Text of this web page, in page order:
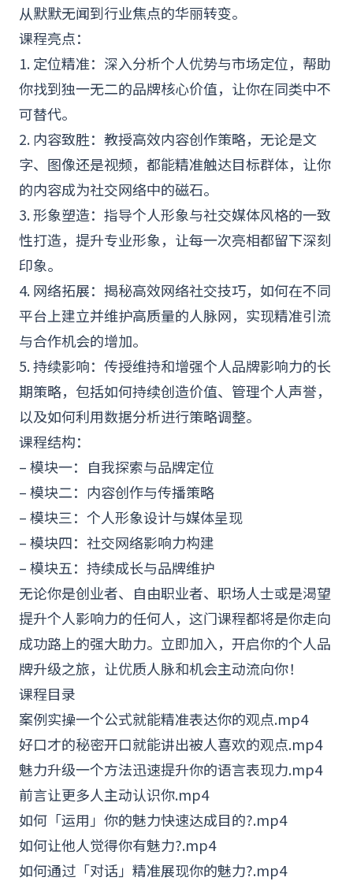
从默默无闻到行业焦点的华丽转变。
课程亮点：
1. 定位精准：深入分析个人优势与市场定位，帮助
你找到独一无二的品牌核心价值，让你在同类中不
可替代。
2. 内容致胜：教授高效内容创作策略，无论是文
字、图像还是视频，都能精准触达目标群体，让你
的内容成为社交网络中的磁石。
3. 形象塑造：指导个人形象与社交媒体风格的一致
性打造，提升专业形象，让每一次亮相都留下深刻
印象。
4. 网络拓展：揭秘高效网络社交技巧，如何在不同
平台上建立并维护高质量的人脉网，实现精准引流
与合作机会的增加。
5. 持续影响：传授维持和增强个人品牌影响力的长
期策略，包括如何持续创造价值、管理个人声誉，
以及如何利用数据分析进行策略调整。
课程结构：
– 模块一：自我探索与品牌定位
– 模块二：内容创作与传播策略
– 模块三：个人形象设计与媒体呈现
– 模块四：社交网络影响力构建
– 模块五：持续成长与品牌维护
无论你是创业者、自由职业者、职场人士或是渴望
提升个人影响力的任何人，这门课程都将是你走向
成功路上的强大助力。立即加入，开启你的个人品
牌升级之旅，让优质人脉和机会主动流向你！
课程目录
案例实操一个公式就能精准表达你的观点.mp4
好口才的秘密开口就能讲出被人喜欢的观点.mp4
魅力升级一个方法迅速提升你的语言表现力.mp4
前言让更多人主动认识你.mp4
如何「运用」你的魅力快速达成目的?.mp4
如何让他人觉得你有魅力?.mp4
如何通过「对话」精准展现你的魅力?.mp4